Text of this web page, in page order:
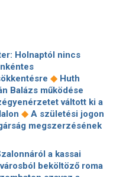
Holnaptól nincs
◆ Huth
Balázs működése
váltott ki a
◆ A születési jogon
megszerzésének
◆ „Kevésen múlt a
szintet léphetett az
◆
a kassai
beköltöző roma